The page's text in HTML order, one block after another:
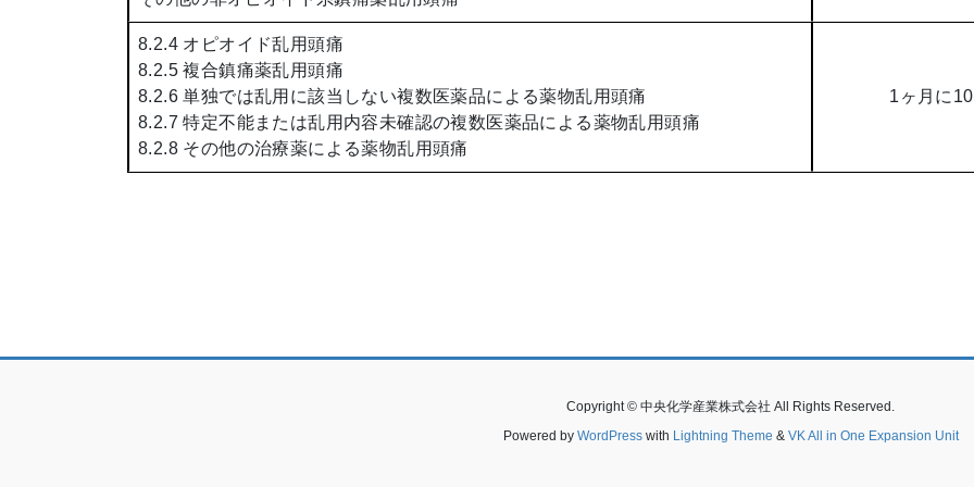
8.2.4 オピオイド乱用頭痛
8.2.5 複合鎮痛薬乱用頭痛
8.2.6 単独では乱用に該当しない複数医薬品による薬物乱用頭痛
8.2.7 特定不能または乱用内容未確認の複数医薬品による薬物乱用頭痛
8.2.8 その他の治療薬による薬物乱用頭痛
1ヶ月に
Copyright © 中央化学産業株式会社 All Rights Reserved.
Powered by WordPresswith Lightning Theme & VK All in One Expansion Unit